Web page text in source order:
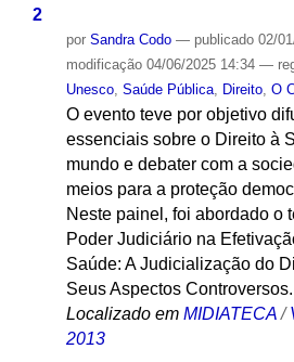
2
por Sandra Codo — publicado02/
modificação04/06/2025 14:34 —
Unesco, Saúde Pública, Direito, O
O evento teve por objetivo
essenciais sobre o Direito à
mundo e debater com a
meios para a proteção
Neste painel, foi abordado o
Poder Judiciário na
Saúde: A Judicialização do
Seus Aspectos Controversos.
Localizado em MIDIATECA /
2013